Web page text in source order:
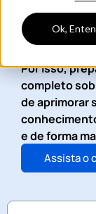
Ok,
adquiridos
Por isso,
completo
de aprimorar
e de forma
Assista o